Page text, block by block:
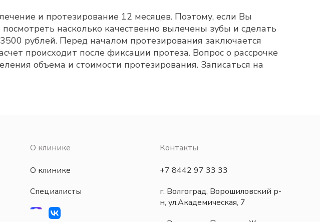
и протезирование 12 месяцев. Поэтому, если Вы
насколько качественно вылечены зубы и сделать
рублей. Перед началом протезирования заключается
происходит после фиксации протеза. Вопрос о рассрочке
объема и стоимости протезирования. Записаться на
О клинике
О клинике
Специалисты
Контакты
+7 8442 97 33 33
г. Волгоград, Ворошиловский р-
н, ул.Академическая, 7